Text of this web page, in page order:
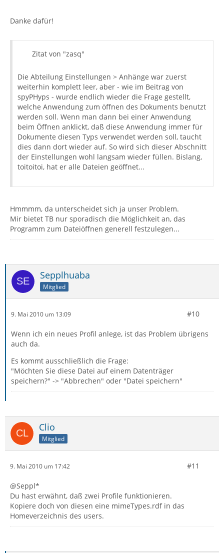
Danke dafür!
Zitat von "zasq"
Die Abteilung Einstellungen > Anhänge war zuerst
weiterhin komplett leer, aber - wie im Beitrag von
spyPHyps - wurde endlich wieder die Frage gestellt,
welche Anwendung zum öffnen des Dokuments benutzt
werden soll. Wenn man dann bei einer Anwendung
beim Öffnen anklickt, daß diese Anwendung immer für
Dokumente diesen Typs verwendet werden soll, taucht
dies dann dort wieder auf. So wird sich dieser Abschnitt
der Einstellungen wohl langsam wieder füllen. Bislang,
toitoitoi, hat er alle Dateien geöffnet...
Hmmmm, da unterscheidet sich ja unser Problem.
Mir bietet TB nur sporadisch die Möglichkeit an, das
Programm zum Dateiöffnen generell festzulegen...
Sepplhuaba
Mitglied
9. Mai 2010 um 13:09 #10
Wenn ich ein neues Profil anlege, ist das Problem übrigens
auch da.
Es kommt ausschließlich die Frage:
"Möchten Sie diese Datei auf einem Datenträger
speichern?" -> "Abbrechen" oder "Datei speichern"
Clio
Mitglied
9. Mai 2010 um 17:42 #11
@Seppl*
Du hast erwähnt, daß zwei Profile funktionieren.
Kopiere doch von diesen eine mimeTypes.rdf in das
Homeverzeichnis des users.